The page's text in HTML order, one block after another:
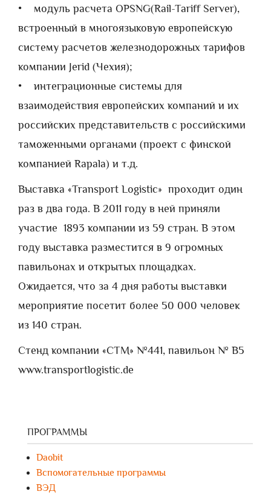
• модуль расчета OPSNG(Rail-Tariff Server),
встроенный в многоязыковую европейскую
систему расчетов железнодорожных тарифов
компании Jerid (Чехия);
• интеграционные системы для
взаимодействия европейских компаний и их
российских представительств с российскими
таможенными органами (проект с финской
компанией Rapala) и т.д.
Выставка «Transport Logistic» проходит один
раз в два года. В 2011 году в ней приняли
участие 1893 компании из 59 стран. В этом
году выставка разместится в 9 огромных
павильонах и открытых площадках.
Ожидается, что за 4 дня работы выставки
мероприятие посетит более 50 000 человек
из 140 стран.
Стенд компании «СТМ» №441, павильон № В5
www.transportlogistic.de
ПРОГРАММЫ
Daobit
Вспомогательные программы
ВЭД